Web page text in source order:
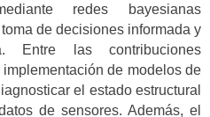
redes bayesianas
de decisiones informada y
Entre las contribuciones
de modelos de
el estado estructural
de sensores. Además, el